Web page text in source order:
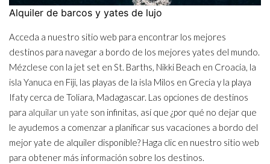
Alquiler de barcos y yates de lujo
Acceda a nuestro sitio web para encontrar los mejores
destinos para navegar a bordo de los mejores yates del mundo.
Mézclese con la jet set en St. Barths, Nikki Beach en Croacia, la
isla Yanuca en Fiji, las playas de la isla Milos en Grecia y la playa
Ifaty cerca de Toliara, Madagascar. Las opciones de destinos
para alquilar un yate son infinitas, así que ¿por qué no dejar que
le ayudemos a comenzar a planificar sus vacaciones a bordo del
mejor yate de alquiler disponible? Haga clic en nuestro sitio web
para obtener más información sobre los destinos.